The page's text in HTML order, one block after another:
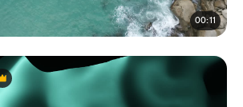
00:11
Premium
Premium